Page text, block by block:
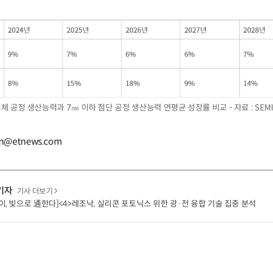
공정 생산능력과 7㎚ 이하 첨단 공정 생산능력 연평균 성장률 비교 - 자료 : SEMI
자 기사 더보기
, 빛으로 通한다]<4>레조낙, 실리콘 포토닉스 위한 광·전 융합 기술 집중 분석